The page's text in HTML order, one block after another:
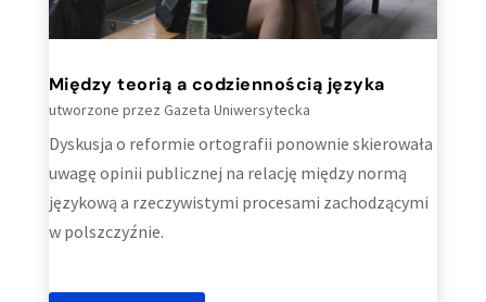
Między teorią a codziennością języka
utworzone przez Gazeta Uniwersytecka
Dyskusja o reformie ortografii ponownie skierowała
uwagę opinii publicznej na relację między normą
językową a rzeczywistymi procesami zachodzącymi
w polszczyźnie.